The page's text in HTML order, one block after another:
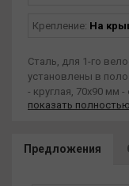
Крепление: На
Сталь, для 1-го
установлены в
- круглая, 70х90 мм
установлен на дуги
показать полностью
Предложения